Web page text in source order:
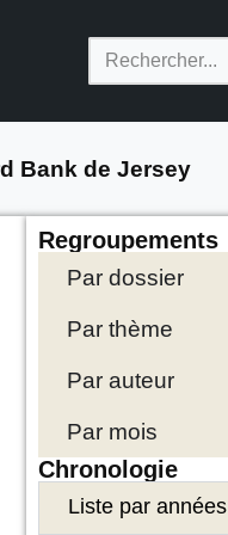
Bank de Jersey
Regroupements
Par dossier
Par thème
Par auteur
Par mois
Chronologie
Liste par années